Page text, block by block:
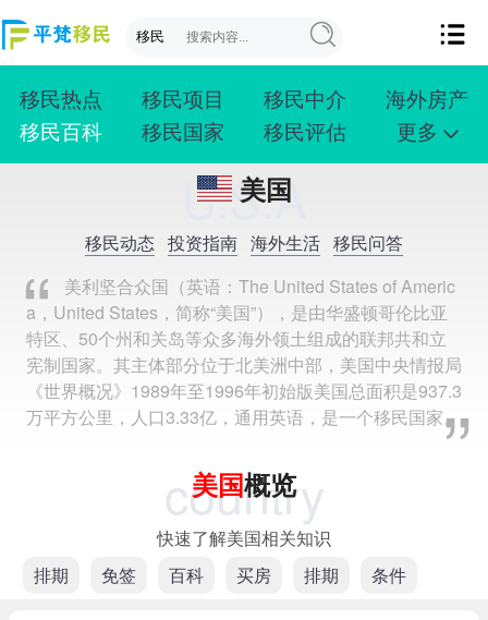
移民热点 移民项目 移民中介
海外房产
移民百科
移民国家 移民评估
更多
成功案例
投资移民 创业移民
购房移民
技术移民 雇主移民
联系我们
美国
U.S.A
移民动态 投资指南 海外生活 移民问答
美利坚合众国（英语：The United States of Americ
a，United States，简称“美国”），是由华盛顿哥伦比亚
特区、50个州和关岛等众多海外领土组成的联邦共和立
宪制国家。其主体部分位于北美洲中部，美国中央情报局
《世界概况》1989年至1996年初始版美国总面积是937.3
万平方公里，人口3.33亿，通用英语，是一个移民国家。
美国概览
country
快速了解美国相关知识
排期
免签 百科 买房 排期 条件